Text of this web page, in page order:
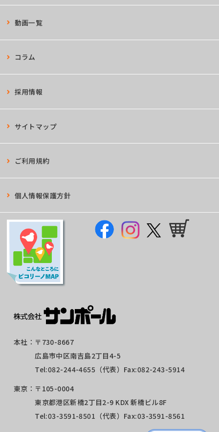
動画一覧
コラム
採用情報
サイトマップ
ご利用規約
個人情報保護方針
本社： 〒730-8667
広島市中区南吉島2丁目4-5
Tel:082-244-4655 （代表）Fax:082-243-5914
東京： 〒105-0004
東京都港区新橋2丁目2-9 KDX 新橋ビル8F
Tel:03-3591-8501 （代表）Fax:03-3591-8561